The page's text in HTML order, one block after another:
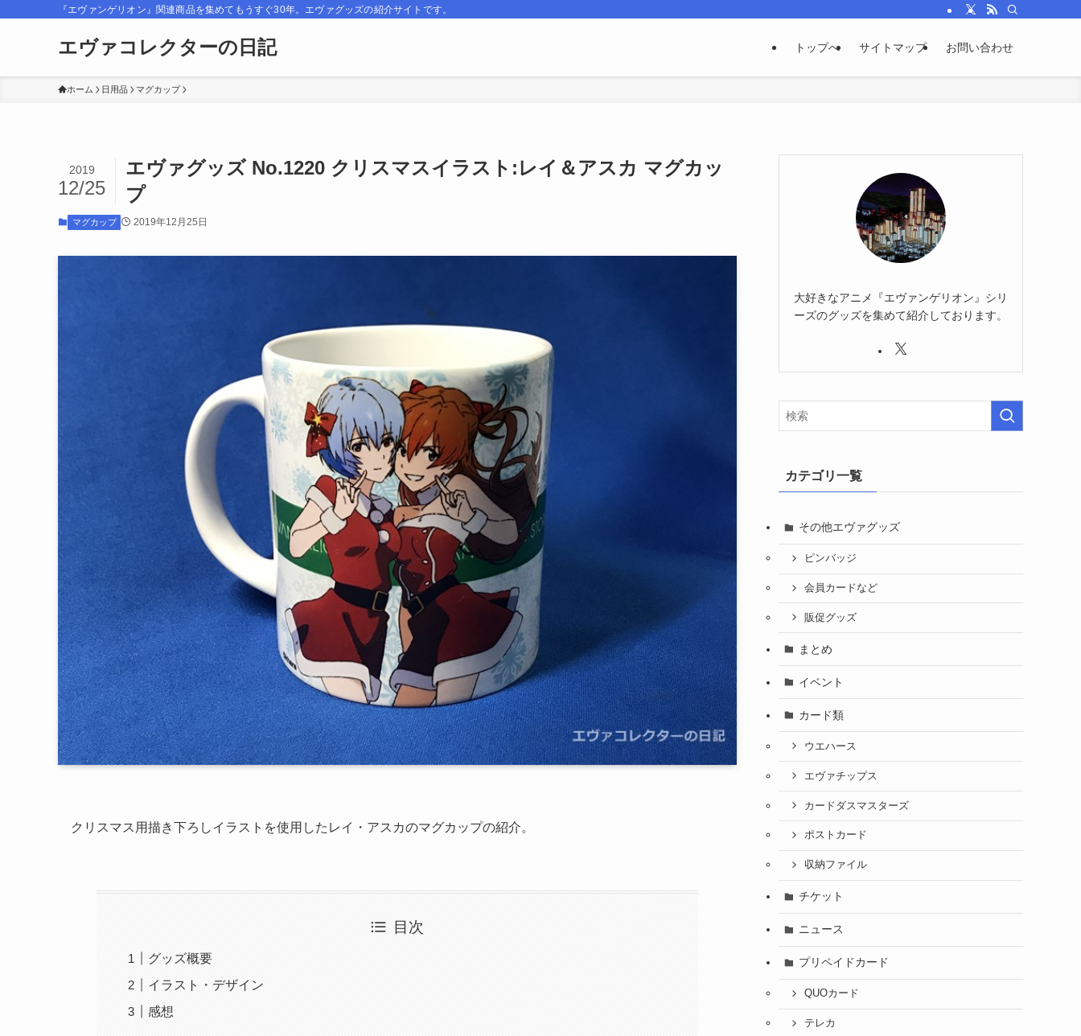
『エヴァンゲリオン』関連商品を集めてもうすぐ30年。エヴァグッズの紹介サイトです。
エヴァコレクターの日記 トップへ サイトマップ お問い合わせ
ホーム 日用品 マグカップ
エヴァグッズ No.1220 クリスマスイラスト:レイ＆アスカ マグカッ
プ
2019
12/25
マグカップ 2019年12月25日
クリスマス用描き下ろしイラストを使用したレイ・アスカのマグカップの紹介。
目次
グッズ概要
イラスト・デザイン
感想
大好きなアニメ『エヴァンゲリオン』シリ
ーズのグッズを集めて紹介しております。
カテゴリ一覧
その他エヴァグッズ
ピンバッジ
会員カードなど
販促グッズ
まとめ
イベント
カード類
ウエハース
エヴァチップス
カードダスマスターズ
ポストカード
収納ファイル
チケット
ニュース
プリペイドカード
QUOカード
テレカ